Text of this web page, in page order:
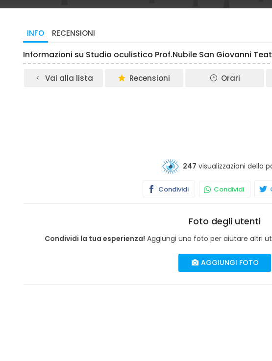
INFO RECENSIONI
Informazioni su Studio oculistico Prof.Nubile San Giovanni
Vai alla lista Recensioni Orari
247 visualizzazioni della
Condividi Condividi
Foto degli utenti
Condividi la tua esperienza! Aggiungi una foto per aiutare altri
AGGIUNGI FOTO